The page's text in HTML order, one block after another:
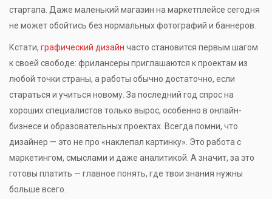
стартапа. Даже маленький магазин на маркетплейсе сегодня
не может обойтись без нормальных фотографий и баннеров.
Кстати, графический дизайн часто становится первым шагом
к своей свободе: фрилансеры приглашаются к проектам из
любой точки страны, а работы обычно достаточно, если
стараться и учиться новому. За последний год спрос на
хороших специалистов только вырос, особенно в онлайн-
бизнесе и образовательных проектах. Всегда помни, что
дизайнер — это не про «наклепал картинку». Это работа с
маркетингом, смыслами и даже аналитикой. А значит, за это
готовы платить — главное понять, где твои знания нужны
больше всего.